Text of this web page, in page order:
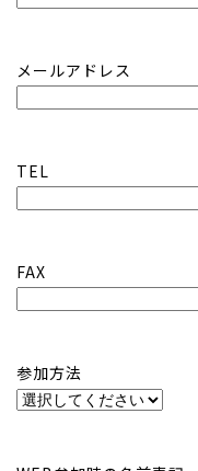
メールアドレス
TEL
FAX
参加方法